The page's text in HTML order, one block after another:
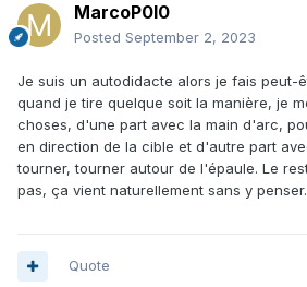
MarcoP0l0
Posted September 2, 2023
Je suis un autodidacte alors je fais peut-
quand je tire quelque soit la manière, je
choses, d'une part avec la main d'arc,
en direction de la cible et d'autre part
tourner, tourner autour de l'épaule. Le
pas, ça vient naturellement sans y penser.
Quote